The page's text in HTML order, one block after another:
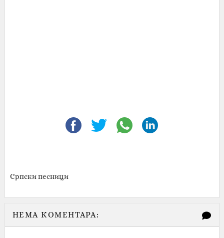
Српски песници
НЕМА КОМЕНТАРА: